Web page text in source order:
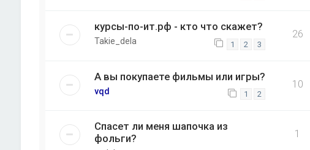
курсы-по-ит.рф - кто что скажет?
Takie_dela 1 2 3
26
А вы покупаете фильмы или игры?
vqd 1 2
10
Спасет ли меня шапочка из
фольги?
1